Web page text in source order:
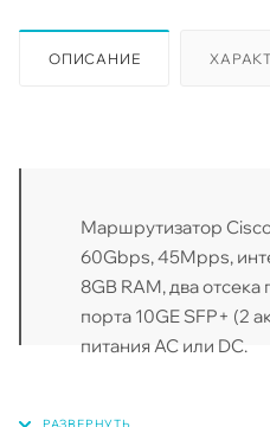
ОПИСАНИЕ
Маршрутизатор
60Gbps, 45Mpps,
8GB RAM, два
порта 10GE SFP+ (2
питания AC или DC.